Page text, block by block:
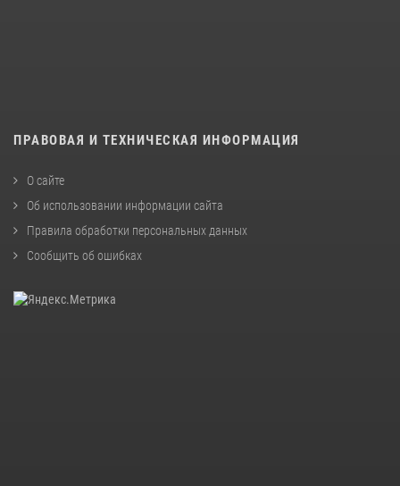
ПРАВОВАЯ И ТЕХНИЧЕСКАЯ ИНФОРМАЦИЯ
О сайте
Об использовании информации сайта
Правила обработки персональных данных
Сообщить об ошибках